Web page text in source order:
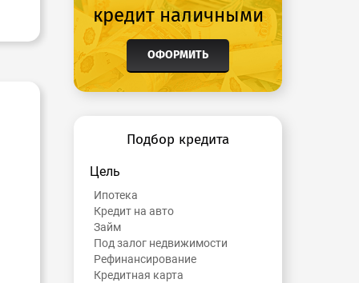
кредит наличными
ОФОРМИТЬ
Подбор кредита
Цель
Ипотека
Кредит на авто
Займ
Под залог недвижимости
Рефинансирование
Кредитная карта